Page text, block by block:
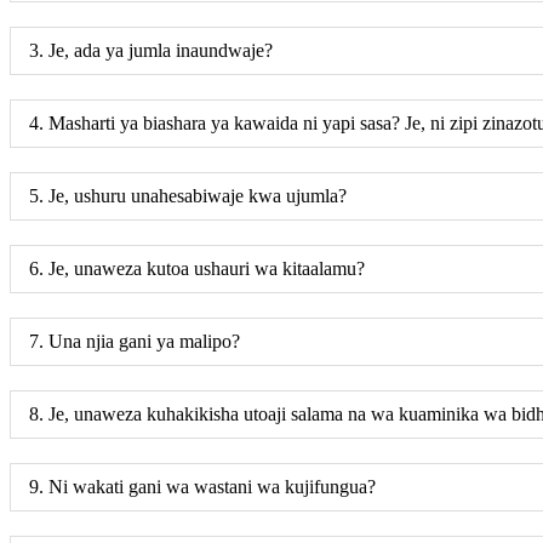
3. Je, ada ya jumla inaundwaje?
4. Masharti ya biashara ya kawaida ni yapi sasa? Je, ni zipi
5. Je, ushuru unahesabiwaje kwa ujumla?
6. Je, unaweza kutoa ushauri wa kitaalamu?
7. Una njia gani ya malipo?
8. Je, unaweza kuhakikisha utoaji salama na wa kuaminika wa
9. Ni wakati gani wa wastani wa kujifungua?